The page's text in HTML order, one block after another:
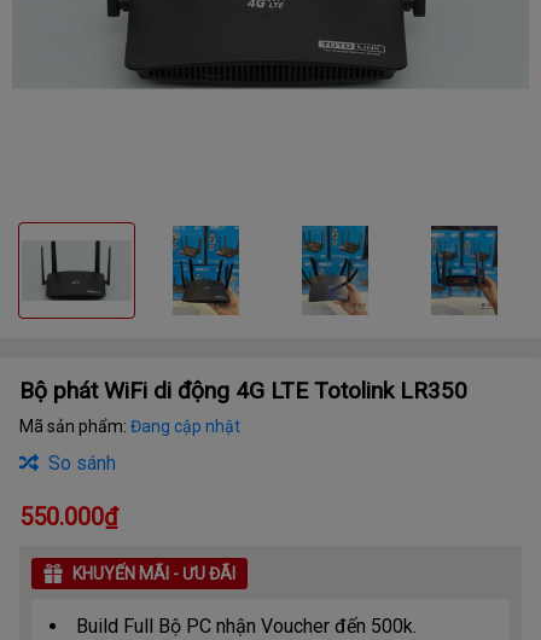
Bộ phát WiFi di động 4G LTE Totolink LR350
Mã sản phẩm: Đang cập nhật
So sánh
550.000₫
KHUYẾN MÃI - ƯU ĐÃI
Build Full Bộ PC nhận Voucher đến 500k.